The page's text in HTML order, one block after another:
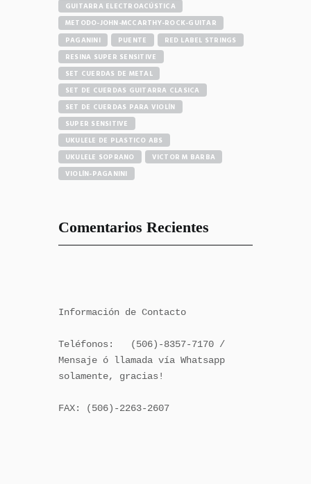
GUITARRA ELECTROACÚSTICA
METODO-JOHN-MCCARTHY-ROCK-GUITAR
PAGANINI
PUENTE
RED LABEL STRINGS
RESINA SUPER SENSITIVE
SET CUERDAS DE METAL
SET DE CUERDAS GUITARRA CLASICA
SET DE CUERDAS PARA VIOLÍN
SUPER SENSITIVE
UKULELE DE PLASTICO ABS
UKULELE SOPRANO
VICTOR M BARBA
VIOLÍN-PAGANINI
Comentarios Recientes
Información de Contacto
Teléfonos:   (506)-8357-7170 /
Mensaje ó llamada vía Whatsapp
solamente, gracias!
FAX: (506)-2263-2607